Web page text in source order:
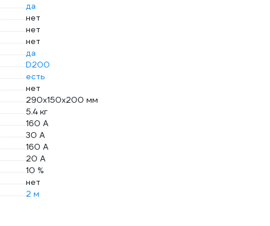
да
нет
нет
нет
да
D200
есть
нет
290х150х200 мм
5.4 кг
160 А
30 А
160 А
20 А
10 %
нет
2 м